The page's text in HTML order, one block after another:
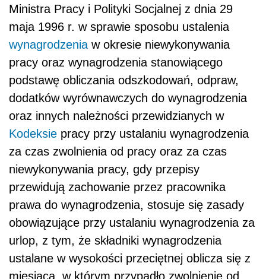
Ministra Pracy i Polityki Socjalnej z dnia 29
maja 1996 r. w sprawie sposobu ustalenia
wynagrodzeniaw okresie niewykonywania
pracy oraz wynagrodzenia stanowiącego
podstawę obliczania odszkodowań, odpraw,
dodatków wyrównawczych do wynagrodzenia
oraz innych należności przewidzianych w
Kodeksie pracy przy ustalaniu wynagrodzenia
za czas zwolnienia od pracy oraz za czas
niewykonywania pracy, gdy przepisy
przewidują zachowanie przez pracownika
prawa do wynagrodzenia, stosuje się zasady
obowiązujące przy ustalaniu wynagrodzenia za
urlop, z tym, że składniki wynagrodzenia
ustalane w wysokości przeciętnej oblicza się z
miesiąca, w którym przypadło zwolnienie od